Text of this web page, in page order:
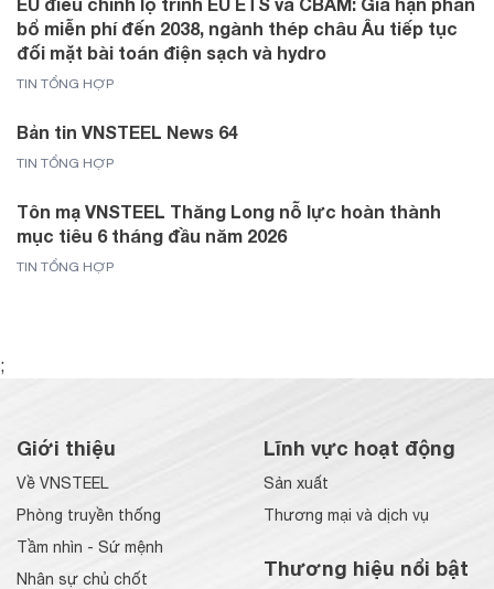
bổ miễn phí đến 2038, ngành thép châu Âu tiếp tục
đối mặt bài toán điện sạch và hydro
TIN TỔNG HỢP
Bản tin VNSTEEL News 64
TIN TỔNG HỢP
Tôn mạ VNSTEEL Thăng Long nỗ lực hoàn thành
mục tiêu 6 tháng đầu năm 2026
TIN TỔNG HỢP
;
Giới thiệu
Về VNSTEEL
Phòng truyền thống
Tầm nhìn - Sứ mệnh
Nhân sự chủ chốt
Lĩnh vực hoạt động
Sản xuất
Thương mại và dịch vụ
Thương hiệu nổi bật